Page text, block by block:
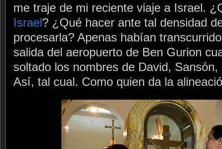
me traje de mi reciente viaje a Israel.
Israel? ¿Qué hacer ante tal densidad
procesarla? Apenas habían
salida del aeropuerto de Ben Gurion
soltado los nombres de David,
Así, tal cual. Como quien da la